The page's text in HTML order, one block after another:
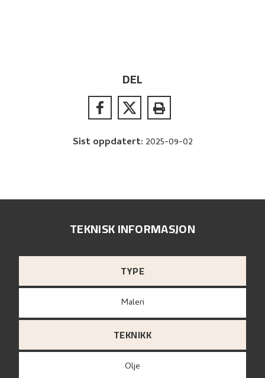
DEL
Sist oppdatert: 2025-09-02
TEKNISK INFORMASJON
TYPE
Maleri
TEKNIKK
Olje